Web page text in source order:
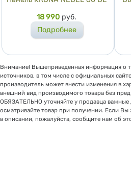
Цена
18 990 руб.
Подробнее
Внимание! Вышеприведенная информация о
источников, в том числе с официальных
производитель может внести изменения в
внешний вид производимого товара без
ОБЯЗАТЕЛЬНО уточняйте у продавца важные
осматривайте товар при получении. Если
в описании, пожалуйста, сообщите нам об